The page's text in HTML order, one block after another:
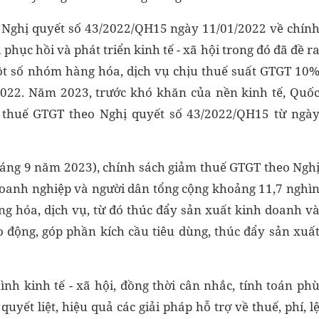
quyết số 43/2022/QH15 ngày 11/01/2022 về chính
hồi và phát triển kinh tế - xã hội trong đó đã đề ra
số nhóm hàng hóa, dịch vụ chịu thuế suất GTGT 10%
Năm 2023, trước khó khăn của nền kinh tế, Quốc
GTGT theo Nghị quyết số 43/2022/QH15 từ ngày
9 năm 2023), chính sách giảm thuế GTGT theo Nghị
nghiệp và người dân tổng cộng khoảng 11,7 nghìn
hóa, dịch vụ, từ đó thúc đẩy sản xuất kinh doanh và
góp phần kích cầu tiêu dùng, thúc đẩy sản xuất
kinh tế - xã hội, đồng thời cân nhắc, tính toán phù
liệt, hiệu quả các giải pháp hỗ trợ về thuế, phí, lệ